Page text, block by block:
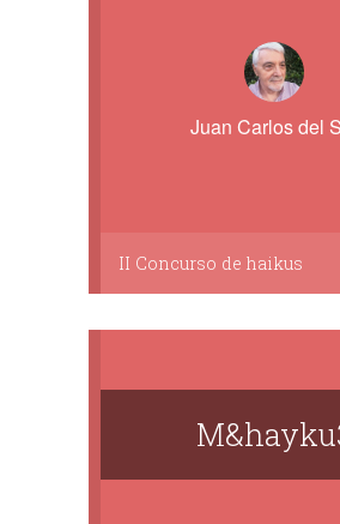
Juan Carlos del
II Concurso de haikus